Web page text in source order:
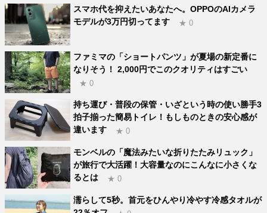
スマホ代を抑えたいあなたへ。OPPOのAIカメラ
モデルが3万円切ってます
★ 0
ファミマの「ショートパンツ」が夏場の新定番に
なりそう！ 2,000円でこのクオリティはすごい
★ 0
持ち運び・普段の保管・いざという時の使い勝手3
拍子揃った簡易トイレ！もしものときの安心感が
違います
★ 0
モンベルの「魔法みたいな折りたたみリュック」
が旅行で大活躍！大容量なのにこんなに小さくな
るとは
★ 0
濡らして5秒。首元をひんやり冷やす冷感タオルが